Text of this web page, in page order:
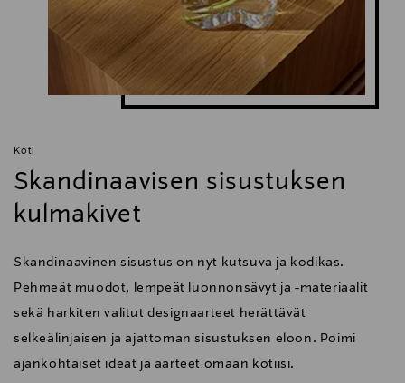
Koti
Skandinaavisen sisustuksen
kulmakivet
Skandinaavinen sisustus on nyt kutsuva ja kodikas.
Pehmeät muodot, lempeät luonnonsävyt ja -materiaalit
sekä harkiten valitut designaarteet herättävät
selkeälinjaisen ja ajattoman sisustuksen eloon. Poimi
ajankohtaiset ideat ja aarteet omaan kotiisi.